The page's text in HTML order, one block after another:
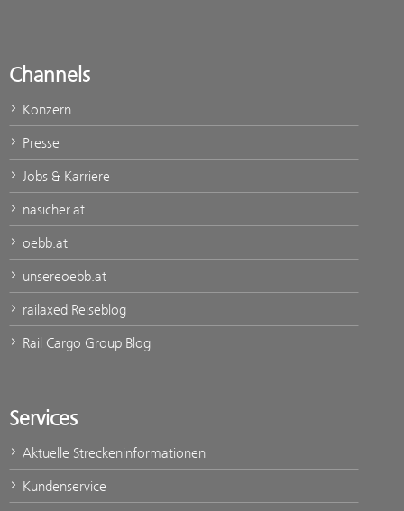
Channels
Konzern
Presse
Jobs & Karriere
nasicher.at
oebb.at
unsereoebb.at
railaxed Reiseblog
Rail Cargo Group Blog
Services
Aktuelle Streckeninformationen
Kundenservice